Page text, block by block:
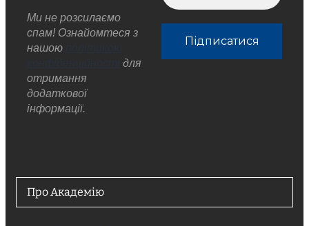
Ми не розсилаємо
спам! Ознайомтеся з
нашою
для
отримання
додаткової
інформації.
Про Академію